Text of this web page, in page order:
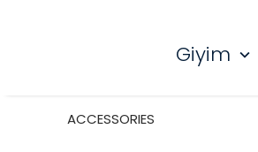
Giyim
ACCESSORIES